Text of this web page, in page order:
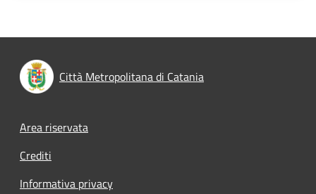
Città Metropolitana di Catania
Footer menu
Area riservata
Crediti
Informativa privacy